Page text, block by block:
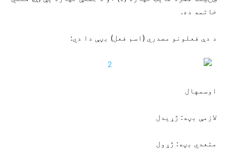
خاتمه ده.
د دې فعلونو مصدري (اسم فعل) بڼې دا دي:
اوسمهال
لازمې بڼه: ژړیدل
متعدي بڼه: ژړول